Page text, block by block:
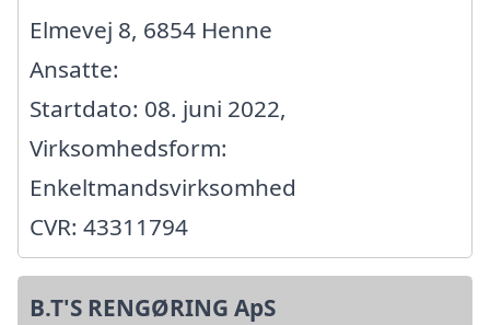
Elmevej 8, 6854 Henne
Ansatte:
Startdato: 08. juni 2022,
Virksomhedsform:
Enkeltmandsvirksomhed
CVR: 43311794
B.T'S RENGØRING ApS